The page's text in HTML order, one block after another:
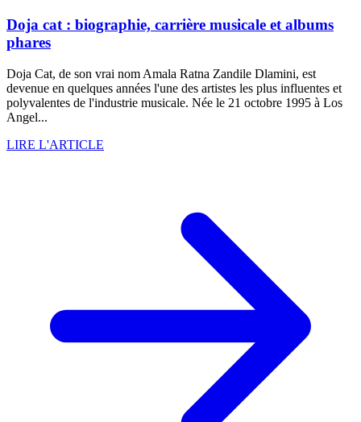
Doja cat : biographie, carrière musicale et albums
phares
Doja Cat, de son vrai nom Amala Ratna Zandile Dlamini, est
devenue en quelques années l'une des artistes les plus influentes et
polyvalentes de l'industrie musicale. Née le 21 octobre 1995 à Los
Angel...
LIRE L'ARTICLE